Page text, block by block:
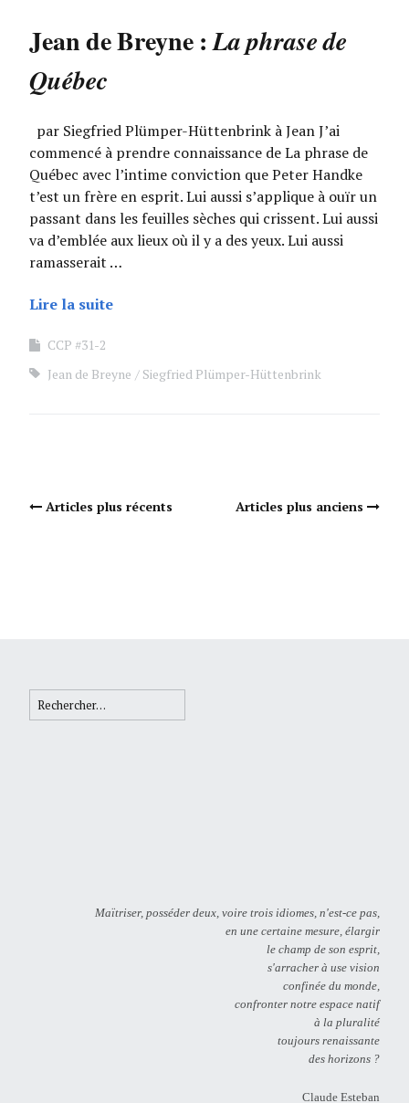
Jean de Breyne :La phrase de
Québec
par Siegfried Plümper-Hüttenbrink à Jean J’ai
commencé à prendre connaissance de La phrase de
Québec avec l’intime conviction que Peter Handke
t’est un frère en esprit. Lui aussi s’applique à ouïr un
passant dans les feuilles sèches qui crissent. Lui aussi
va d’emblée aux lieux où il y a des yeux. Lui aussi
ramasserait …
Lire la suite
CCP #31-2
Jean de Breyne
Siegfried Plümper-Hüttenbrink
Navigation Articles
Articles plus récents Articles plus anciens
Rechercher :
Maïtriser, posséder deux, voire trois idiomes, n'est-ce pas,
en une certaine mesure, élargir
le champ de son esprit,
s'arracher à use vision
confinée du monde,
confronter notre espace natif
à la pluralité
toujours renaissante
des horizons ?
Claude Esteban